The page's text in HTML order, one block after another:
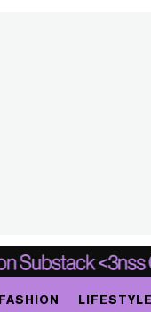
FASHION LIFESTYLE